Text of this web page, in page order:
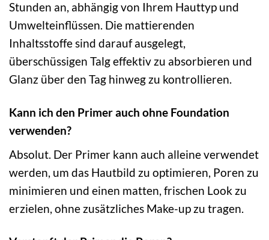
Stunden an, abhängig von Ihrem Hauttyp und
Umwelteinflüssen. Die mattierenden
Inhaltsstoffe sind darauf ausgelegt,
überschüssigen Talg effektiv zu absorbieren und
Glanz über den Tag hinweg zu kontrollieren.
Kann ich den Primer auch ohne Foundation
verwenden?
Absolut. Der Primer kann auch alleine verwendet
werden, um das Hautbild zu optimieren, Poren zu
minimieren und einen matten, frischen Look zu
erzielen, ohne zusätzliches Make-up zu tragen.